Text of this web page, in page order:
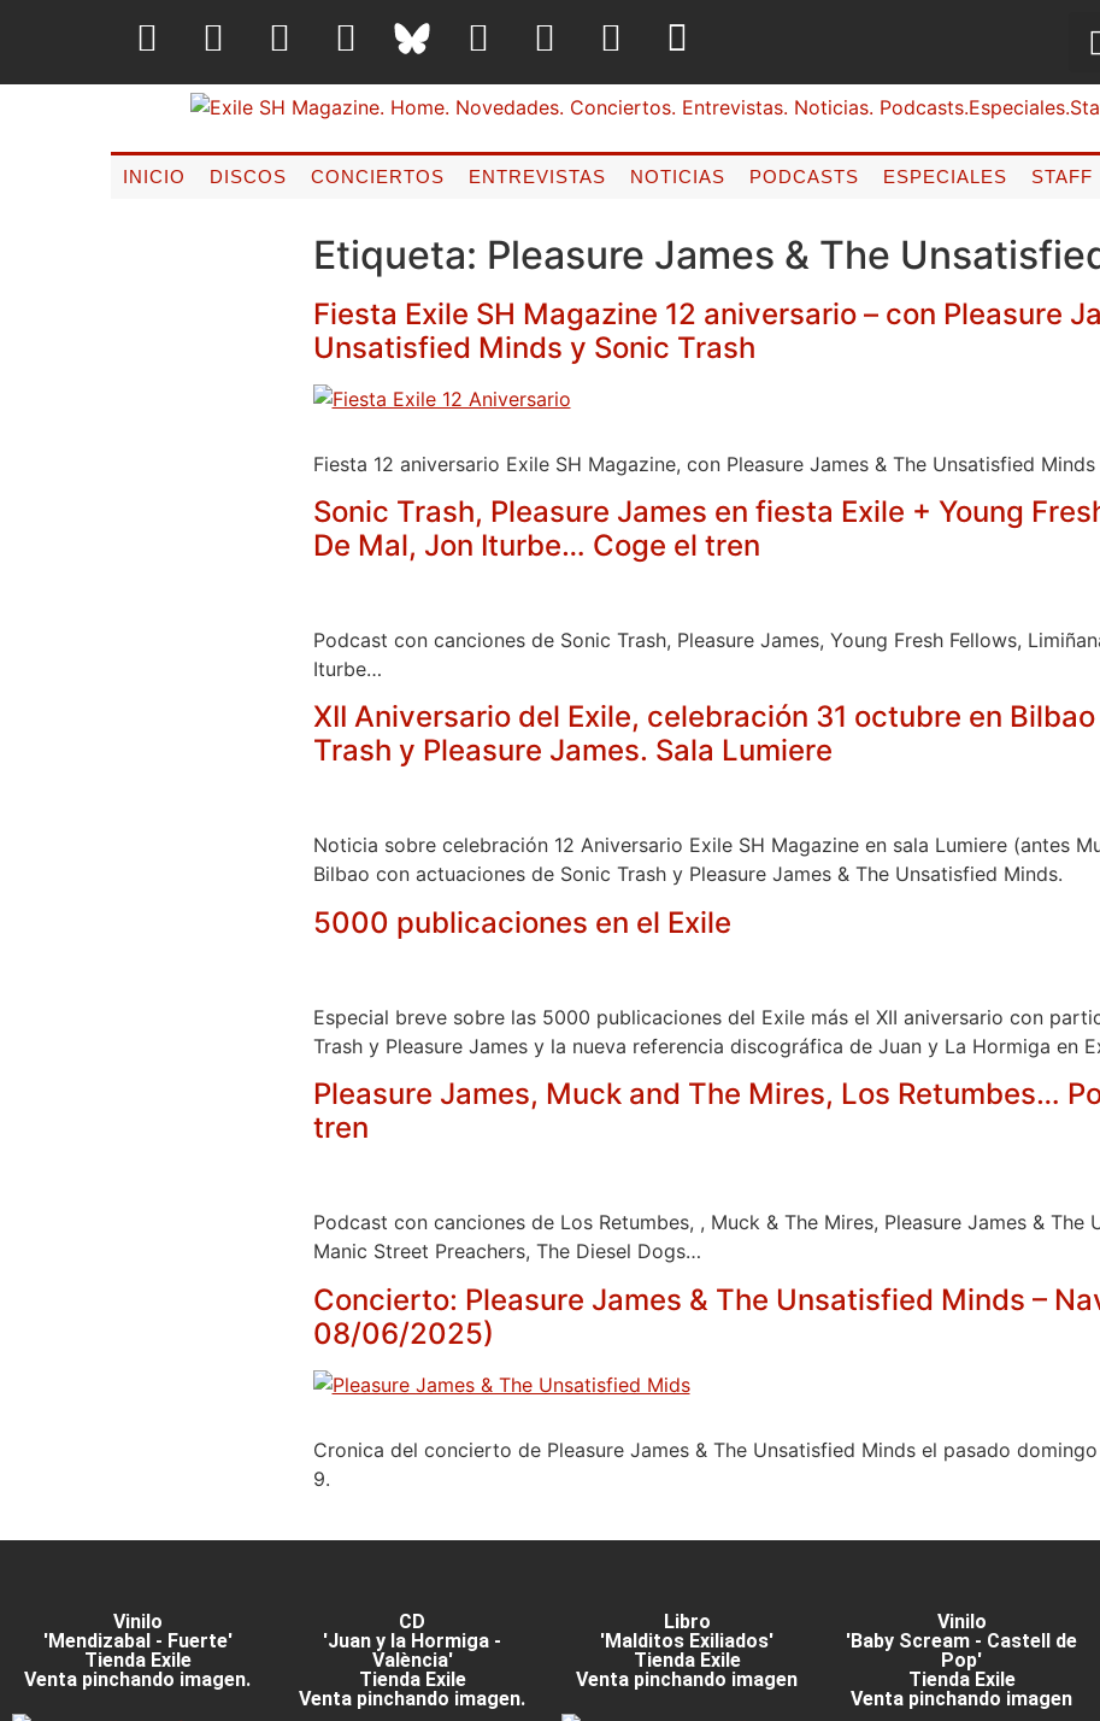
INICIO DISCOS CONCIERTOS ENTREVISTAS NOTICIAS PODCASTS ESPECIALES STAFF
Etiqueta: Pleasure James & The
Fiesta Exile SH Magazine 12 aniversario – con Pleasure
Unsatisfied Minds y Sonic Trash
Fiesta 12 aniversario Exile SH Magazine, con Pleasure James & The Unsatisfied
Sonic Trash, Pleasure James en fiesta Exile + Young
De Mal, Jon Iturbe… Coge el tren
Podcast con canciones de Sonic Trash, Pleasure James, Young Fresh Fellows,
Iturbe…
XII Aniversario del Exile, celebración 31 octubre en
Trash y Pleasure James. Sala Lumiere
Noticia sobre celebración 12 Aniversario Exile SH Magazine en sala Lumiere (antes
Bilbao con actuaciones de Sonic Trash y Pleasure James & The Unsatisfied Minds.
5000 publicaciones en el Exile
Especial breve sobre las 5000 publicaciones del Exile más el XII aniversario con
Trash y Pleasure James y la nueva referencia discográfica de Juan y La Hormiga en
Pleasure James, Muck and The Mires, Los Retumbes…
tren
Podcast con canciones de Los Retumbes, , Muck & The Mires, Pleasure James & The
Manic Street Preachers, The Diesel Dogs…
Concierto: Pleasure James & The Unsatisfied Minds –
08/06/2025)
Cronica del concierto de Pleasure James & The Unsatisfied Minds el pasado
9.
Vinilo
'Mendizabal - Fuerte'
Tienda Exile
Venta pinchando imagen.
CD
'Juan y la Hormiga -
València'
Tienda Exile
Venta pinchando imagen.
Libro
'Malditos Exiliados'
Tienda Exile
Venta pinchando imagen
Vinilo
'Baby Scream - Castell de
Pop'
Tienda Exile
Venta pinchando imagen